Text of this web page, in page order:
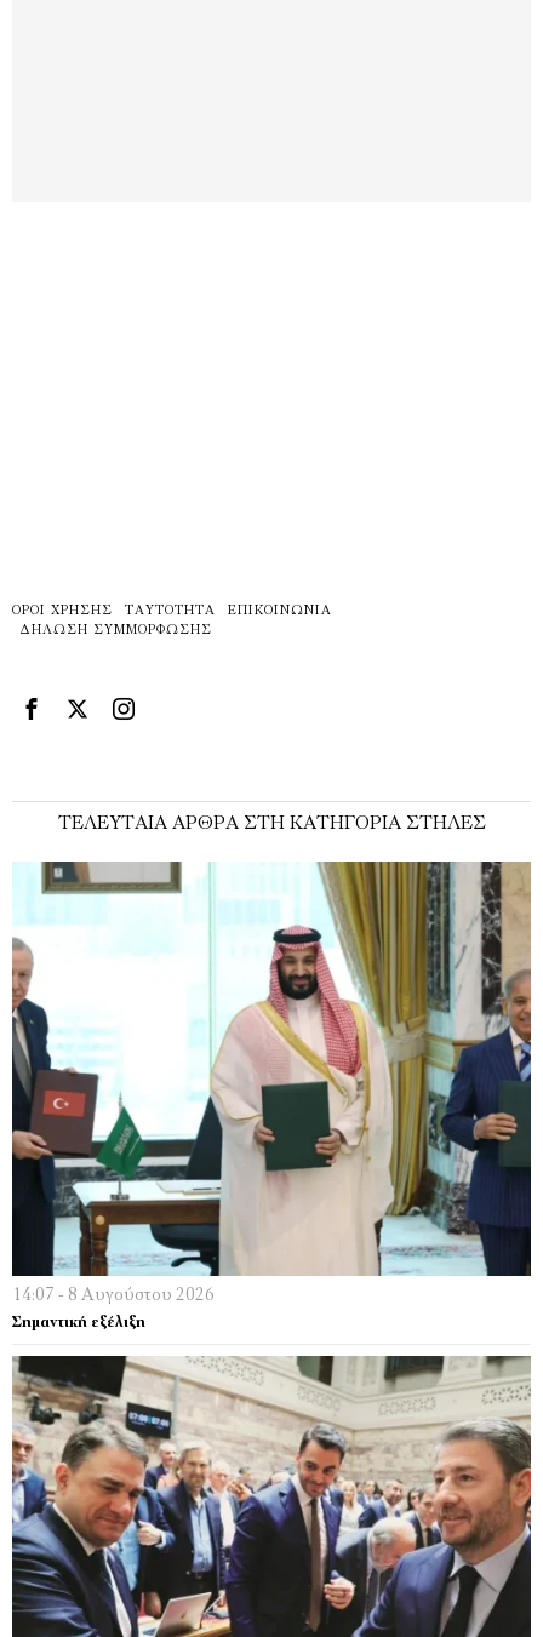
ΌΡΟΙ ΧΡΉΣΗΣ ΤΑΥΤΌΤΗΤΑ
ΕΠΙΚΟΙΝΩΝΊΑ
ΔΉΛΩΣΗ ΣΥΜΜΌΡΦΩΣΗΣ
ΤΕΛΕΥΤΑΊΑ ΆΡΘΡΑ ΣΤΗ ΚΑΤΗΓΟΡΊΑ ΣΤΉΛΕΣ
14:07 - 8 Αυγούστου 2026
Σημαντική εξέλιξη